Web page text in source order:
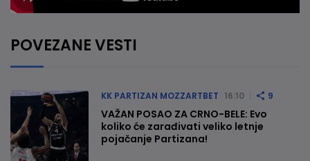
POVEZANE VESTI
KK PARTIZAN MOZZARTBET 16:10 9
VAŽAN POSAO ZA CRNO-BELE: Evo
koliko će zarađivati veliko letnje
pojačanje Partizana!